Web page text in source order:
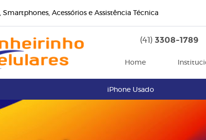
Smartphones, Acessórios e Assistência Técnica
(41) 3308-1789
Home
iPhone Usado